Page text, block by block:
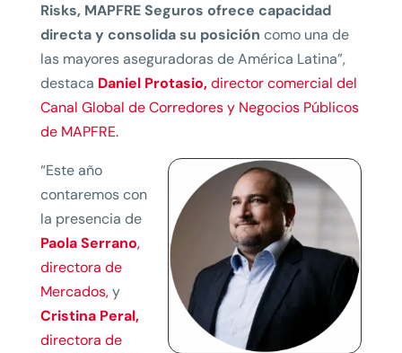
Risks, MAPFRE Seguros ofrece capacidad
directa y consolida su posición como una de
las mayores aseguradoras de América Latina”,
destaca Daniel Protasio,director comercial del
Canal Global de Corredores y Negocios Públicos
de MAPFRE.
“Este año
contaremos con
la presencia de
Paola Serrano,
directora de
Mercados,y
Cristina Peral,
directora de